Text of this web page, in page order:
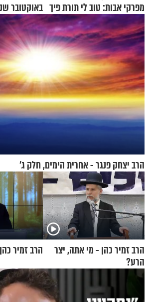
מפרקי אבות: טוב לי תורת פיך באוקטובר
הרב יצחק פנגר - אחרית הימים, חלק ג’
הרב זמיר כהן - מי אתה, יצר
הרע?
הרב זמיר